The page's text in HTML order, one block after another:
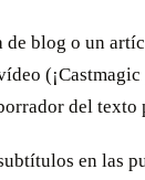
de blog o un
(¡Castmagic
del texto
en las